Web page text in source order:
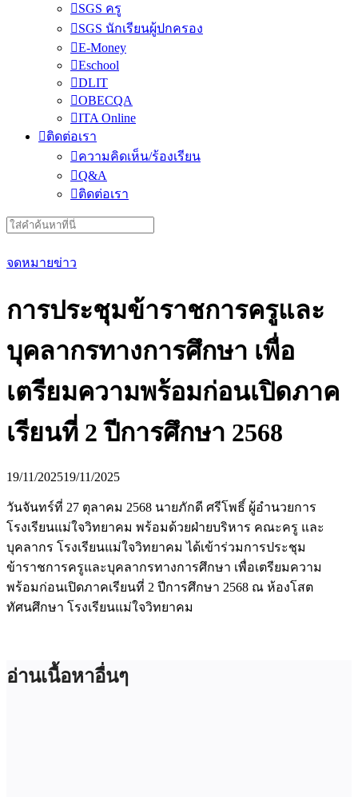
SGS ครู
SGS นักเรียนผู้ปกครอง
E-Money
Eschool
DLIT
OBECQA
ITA Online
ติดต่อเรา
ความคิดเห็น/ร้องเรียน
Q&A
ติดต่อเรา
Search
for:
จดหมายข่าว
การประชุมข้าราชการครูและ
บุคลากรทางการศึกษา เพื่อ
เตรียมความพร้อมก่อนเปิดภาค
เรียนที่ 2 ปีการศึกษา 2568
19/11/202519/11/2025
วันจันทร์ที่ 27 ตุลาคม 2568 นายภักดี ศรีโพธิ์ ผู้อำนวยการ
โรงเรียนแม่ใจวิทยาคม พร้อมด้วยฝ่ายบริหาร คณะครู และ
บุคลากร โรงเรียนแม่ใจวิทยาคม ได้เข้าร่วมการประชุม
ข้าราชการครูและบุคลากรทางการศึกษา เพื่อเตรียมความ
พร้อมก่อนเปิดภาคเรียนที่ 2 ปีการศึกษา 2568 ณ ห้องโสต
ทัศนศึกษา โรงเรียนแม่ใจวิทยาคม
อ่านเนื้อหาอื่นๆ